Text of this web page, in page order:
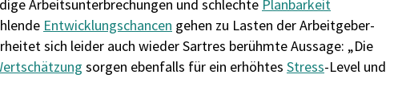
Arbeitsunterbrechungen und schlechte Planbarkeit
Entwicklungschancen gehen zu Lasten derArbeitgeber-
sich leider auch wieder Sartres berühmte Aussage: „Die
sorgen ebenfalls für ein erhöhtes Stress-Level und